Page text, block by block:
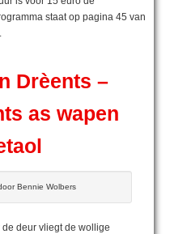
staat op pagina 45 van
Drèents –
as wapen
Bennie Wolbers
deur vliegt de wollige